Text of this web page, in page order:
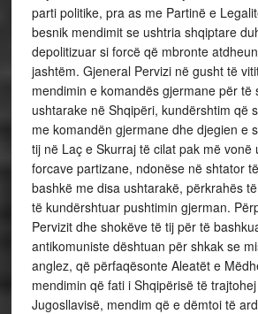
parti politike, pra as me Partinë e
besnik mendimit se ushtria shqiptare
depolitizuar si forcë që mbronte
jashtëm. Gjeneral Pervizi në gusht të
mendimin e komandës gjermane për të
ushtarake në Shqipëri, kundërshtim që
me komandën gjermane dhe djegien e
tij në Laç e Skurraj të cilat pak më vonë
forcave partizane, ndonëse në shtator
bashkë me disa ushtarakë, përkrahës
të kundërshtuar pushtimin gjerman.
Pervizit dhe shokëve të tij për të
antikomuniste dështuan për shkak se
anglez, që përfaqësonte Aleatët e
mendimin që fati i Shqipërisë të
Jugosllavisë, mendim që e dëmtoi të